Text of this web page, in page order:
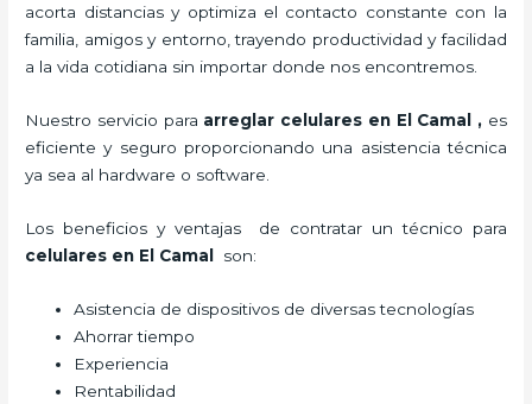
acorta distancias y optimiza el contacto constante con la
familia, amigos y entorno, trayendo productividad y facilidad
a la vida cotidiana sin importar donde nos encontremos.
Nuestro servicio para arreglar celulares en El Camal , es
eficiente y seguro proporcionando una asistencia técnica
ya sea al hardware o software.
Los beneficios y ventajas de contratar un técnico para
celulares en El Camal son:
Asistencia de dispositivos de diversas tecnologías
Ahorrar tiempo
Experiencia
Rentabilidad